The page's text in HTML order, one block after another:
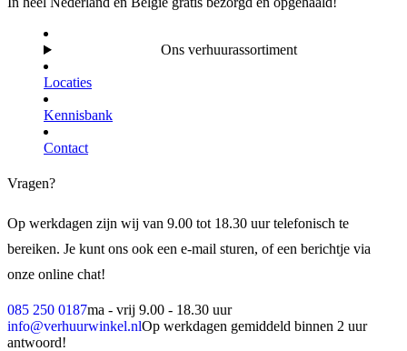
Ons verhuurassortiment
Locaties
Kennisbank
Contact
Vragen?
Op werkdagen zijn wij van 9.00 tot 18.30 uur telefonisch te
bereiken. Je kunt ons ook een e-mail sturen, of een berichtje via
onze online chat!
085 250 0187ma - vrij 9.00 - 18.30 uur
info@verhuurwinkel.nlOp werkdagen gemiddeld binnen 2 uur
antwoord!